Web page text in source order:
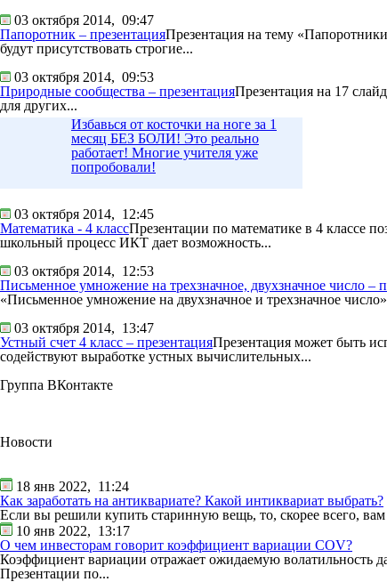
03 октября 2014, 09:47
Папоротник – презентацияПрезентация на тему
будут присутствовать строгие...
03 октября 2014, 09:53
Природные сообщества – презентацияПрезентация на 17
для других...
Избавься от косточки на ноге за 1
месяц БЕЗ БОЛИ! Это реально
работает! Многие учителя уже
попробовали!
03 октября 2014, 12:45
Математика - 4 классПрезентации по математике в 4 классе
школьный процесс ИКТ дает возможность...
03 октября 2014, 12:53
Письменное умножение на трехзначное, двухзначное число –
«Письменное умножение на двухзначное и трехзначное
03 октября 2014, 13:47
Устный счет 4 класс – презентацияПрезентация может быть
содействуют выработке устных вычислительных...
Группа ВКонтакте
Новости
18 янв 2022, 11:24
Как заработать на антиквариате? Какой интиквариат выбрать?
Если вы решили купить старинную вещь, то, скорее всего, вам
10 янв 2022, 13:17
О чем инвесторам говорит коэффициент вариации COV?
Коэффициент вариации отражает ожидаемую волатильность
Презентации по...